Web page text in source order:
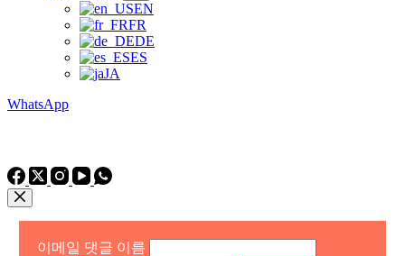
EN
FR
DE
ES
JA
WhatsApp
이메일 댓글 이름